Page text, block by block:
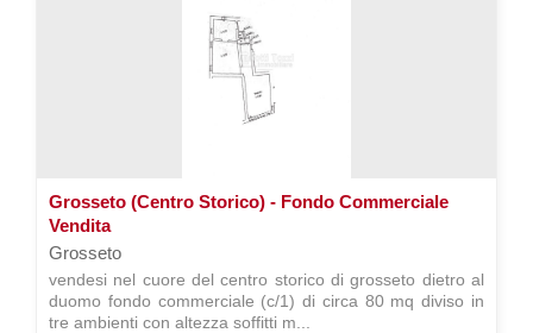
Grosseto (Centro Storico) - Fondo Commerciale
Vendita
Grosseto
vendesi nel cuore del centro storico di grosseto dietro al
duomo fondo commerciale (c/1) di circa 80 mq diviso in
tre ambienti con altezza soffitti m...